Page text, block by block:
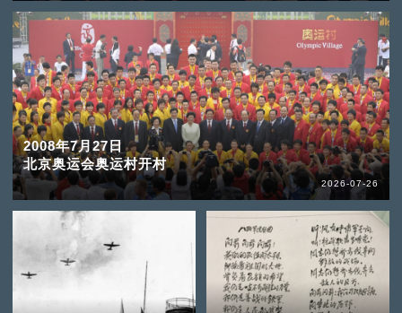
2008年7月27日
北京奥运会奥运村开村
2026-07-26